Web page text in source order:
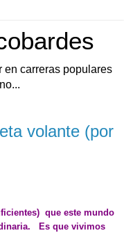
en carreras populares
volante (por
que este mundo
Es que vivimos